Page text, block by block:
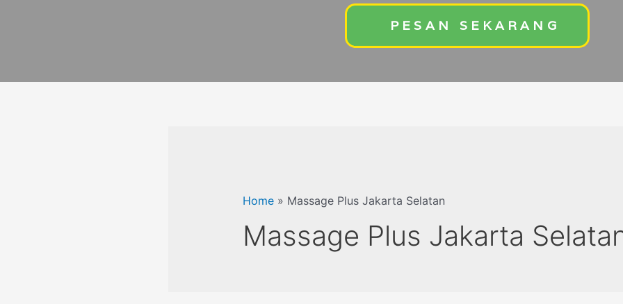
PESAN SEKARANG
Home» Massage Plus Jakarta Selatan
Massage Plus Jakarta